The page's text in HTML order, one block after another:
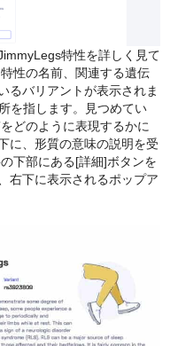
特性を詳しく見て
性の名前、関連する遺伝
るバリアントが表示されま
を指します。見つめてい
どのように表現するかに
に、形質の意味の説明を受
下部にある[詳細]ボタンを
右下に表示されるポップア